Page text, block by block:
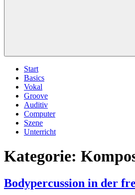
Start
Basics
Vokal
Groove
Auditiv
Computer
Szene
Unterricht
Kategorie:
Bodypercussion in der